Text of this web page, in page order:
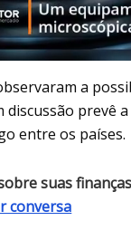
a
discussão prevê
entre os países.
suas
conversa